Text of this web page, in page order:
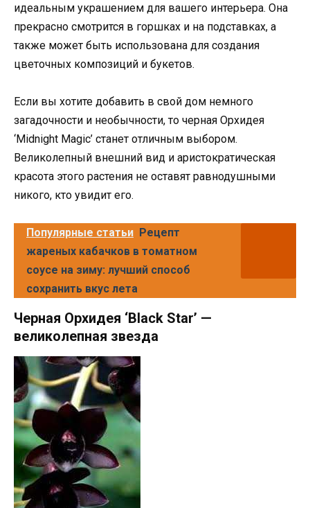
идеальным украшением для вашего интерьера. Она
прекрасно смотрится в горшках и на подставках, а
также может быть использована для создания
цветочных композиций и букетов.
Если вы хотите добавить в свой дом немного
загадочности и необычности, то черная Орхидея
‘Midnight Magic’ станет отличным выбором.
Великолепный внешний вид и аристократическая
красота этого растения не оставят равнодушными
никого, кто увидит его.
Популярные статьи Рецепт
жареных кабачков в томатном
соусе на зиму: лучший способ
сохранить вкус лета
Черная Орхидея ‘Black Star’ —
великолепная звезда